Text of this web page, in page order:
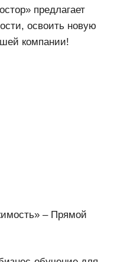
предлагает
освоить новую
компании!
– Прямой